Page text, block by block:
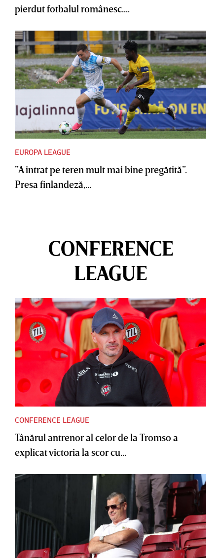
pierdut fotbalul românesc....
EUROPA LEAGUE
”A intrat pe teren mult mai bine pregătită”.
Presa finlandeză,...
CONFERENCE
LEAGUE
CONFERENCE LEAGUE
Tânărul antrenor al celor de la Tromso a
explicat victoria la scor cu...